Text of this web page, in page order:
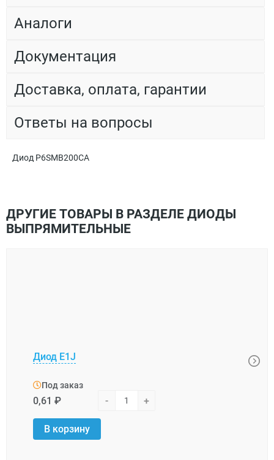
Аналоги
Документация
Доставка, оплата, гарантии
Ответы на вопросы
Диод P6SMB200CA
ДРУГИЕ ТОВАРЫ В РАЗДЕЛЕ ДИОДЫ
ВЫПРЯМИТЕЛЬНЫЕ
Диод E1J
Под заказ
0,61 ₽ - +
В корзину